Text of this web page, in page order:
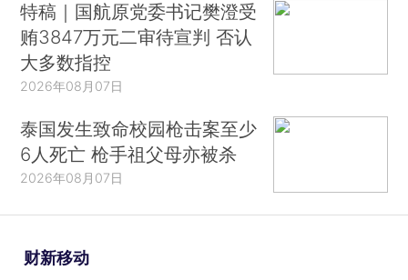
特稿｜国航原党委书记樊澄受
贿3847万元二审待宣判 否认
大多数指控
2026年08月07日
泰国发生致命校园枪击案至少
6人死亡 枪手祖父母亦被杀
2026年08月07日
财新移动